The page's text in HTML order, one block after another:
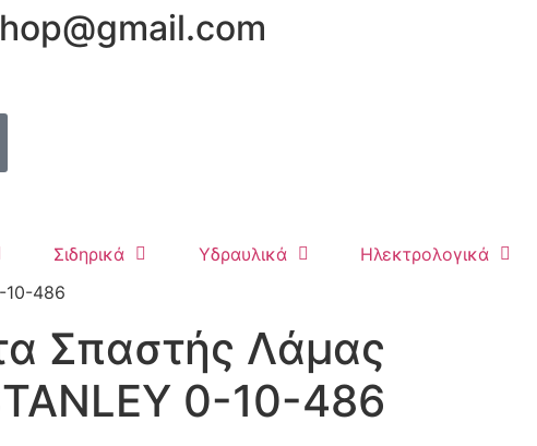
Σιδηρικά Υδραυλικά
Ηλεκτρολογικά
10-486
Σπαστής Λάμας
0-10-486